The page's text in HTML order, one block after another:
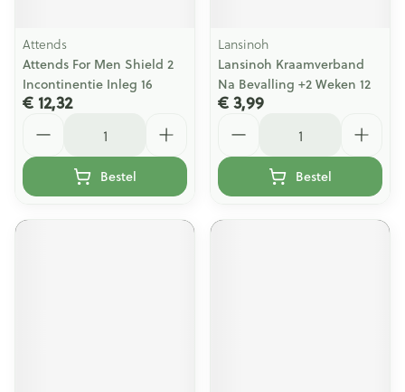
Attends
Attends For Men Shield 2
Incontinentie Inleg 16
€ 12,32
Bestel
Lansinoh
Lansinoh Kraamverband
Na Bevalling +2 Weken 12
€ 3,99
Bestel